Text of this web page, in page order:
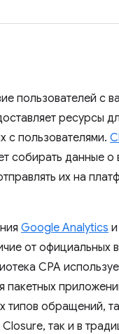
пользователей с
ресурсы
с пользователями.
собирать данные о
их на
Google Analytics
от официальных
CPA
пакетных
обращений,
так и в